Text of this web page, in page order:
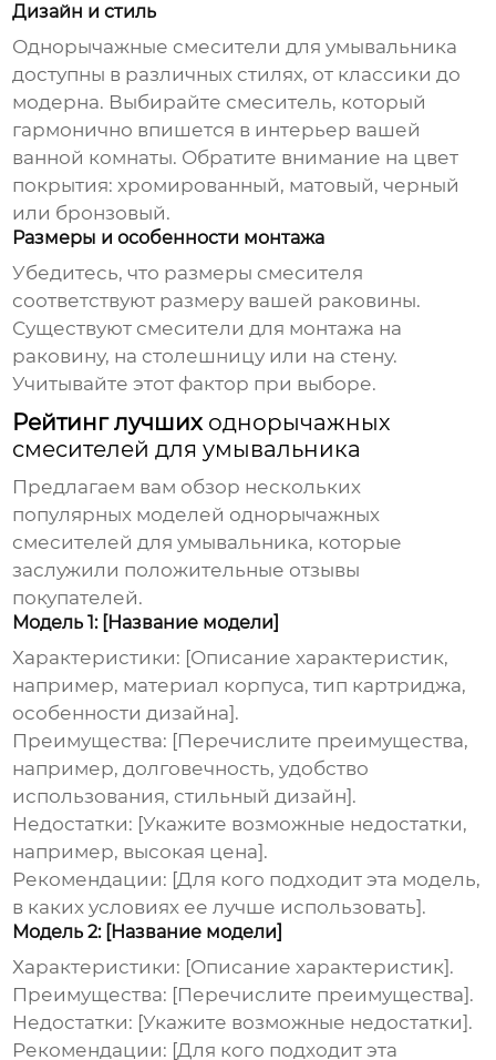
Дизайн и стиль
Однорычажные смесители для умывальника
доступны в различных стилях, от классики до
модерна. Выбирайте смеситель, который
гармонично впишется в интерьер вашей
ванной комнаты. Обратите внимание на цвет
покрытия: хромированный, матовый, черный
или бронзовый.
Размеры и особенности монтажа
Убедитесь, что размеры смесителя
соответствуют размеру вашей раковины.
Существуют смесители для монтажа на
раковину, на столешницу или на стену.
Учитывайте этот фактор при выборе.
Рейтинг лучших однорычажных
смесителей для умывальника
Предлагаем вам обзор нескольких
популярных моделей однорычажных
смесителей для умывальника, которые
заслужили положительные отзывы
покупателей.
Модель 1: [Название модели]
Характеристики: [Описание характеристик,
например, материал корпуса, тип картриджа,
особенности дизайна].
Преимущества: [Перечислите преимущества,
например, долговечность, удобство
использования, стильный дизайн].
Недостатки: [Укажите возможные недостатки,
например, высокая цена].
Рекомендации: [Для кого подходит эта модель,
в каких условиях ее лучше использовать].
Модель 2: [Название модели]
Характеристики: [Описание характеристик].
Преимущества: [Перечислите преимущества].
Недостатки: [Укажите возможные недостатки].
Рекомендации: [Для кого подходит эта